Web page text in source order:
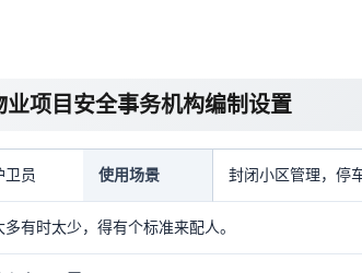
项目安全事务机构编制设置
卫员 使用场景 封闭小区管理，停
有时太少，得有个标准来配人。